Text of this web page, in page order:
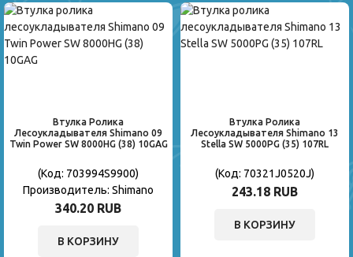
Втулка Ролика
Лесоукладывателя Shimano 09
Twin Power SW 8000HG (38) 10GAG
(Код: 703994S9900)
Производитель: Shimano
340.20 RUB
В КОРЗИНУ
Втулка Ролика
Лесоукладывателя Shimano 13
Stella SW 5000PG (35) 107RL
(Код: 70321J0520J)
243.18 RUB
В КОРЗИНУ